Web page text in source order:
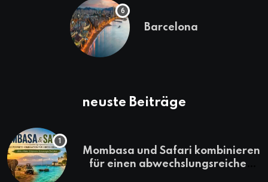
Barcelona
neuste Beiträge
Mombasa und Safari kombinieren
für einen abwechslungsreichen